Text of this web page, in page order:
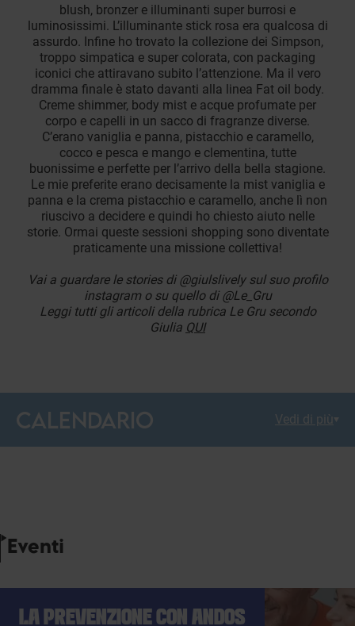
blush, bronzer e illuminanti super burrosi e
luminosissimi. L’illuminante stick rosa era qualcosa di
assurdo. Infine ho trovato la collezione dei Simpson,
troppo simpatica e super colorata, con packaging
iconici che attiravano subito l’attenzione. Ma il vero
dramma finale è stato davanti alla linea Fat oil body.
Creme shimmer, body mist e acque profumate per
corpo e capelli in un sacco di fragranze diverse.
C’erano vaniglia e panna, pistacchio e caramello,
cocco e pesca e mango e clementina, tutte
buonissime e perfette per l’arrivo della bella stagione.
Le mie preferite erano decisamente la mist vaniglia e
panna e la crema pistacchio e caramello, anche lì non
riuscivo a decidere e quindi ho chiesto aiuto nelle
storie. Ormai queste sessioni shopping sono diventate
praticamente una missione collettiva!
Vai a guardare le stories di @giulslively sul suo profilo
instagram o su quello di @Le_Gru
Leggi tutti gli articoli della rubrica Le Gru secondo
Giulia QUI
CALENDARIO Vedi di più
Eventi
LA PREVENZIONE CON ANDOS